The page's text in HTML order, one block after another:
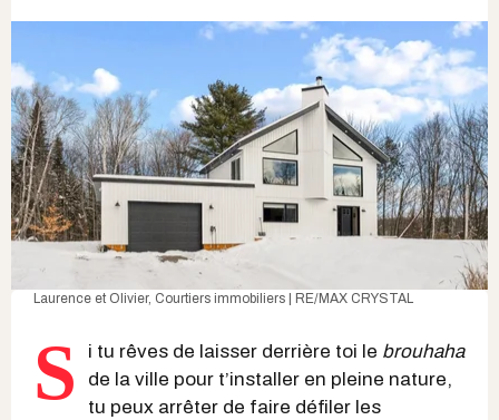
Laurence et Olivier, Courtiers immobiliers | RE/MAX CRYSTAL
S i tu rêves de laisser derrière toi le brouhaha
de la ville pour t’installer en pleine nature,
tu peux arrêter de faire défiler les